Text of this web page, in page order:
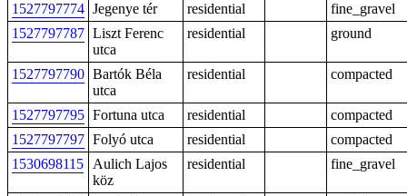
1527797774 Jegenye tér residential
fine_gravel
1527797787 Liszt Ferenc
utca
residential ground
1527797790 Bartók Béla
utca
residential compacted
1527797795 Fortuna utca residential
compacted
1527797797 Folyó utca residential
compacted
1530698115
Aulich Lajos
köz
residential fine_gravel